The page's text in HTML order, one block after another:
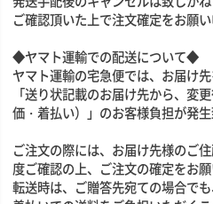
ご確認頂いた上で注文確定をお願い
◆ヤマト運輸での配送について◆
ヤマト運輸の宅急便では、お届け先
「送り状記載のお届け先から、変
価・着払い）」のお客様負担が発生
ご注文の際には、お届け先様のご
度ご確認の上、ご注文の確定をお願
転送時は、ご贈答先宛ての場合で